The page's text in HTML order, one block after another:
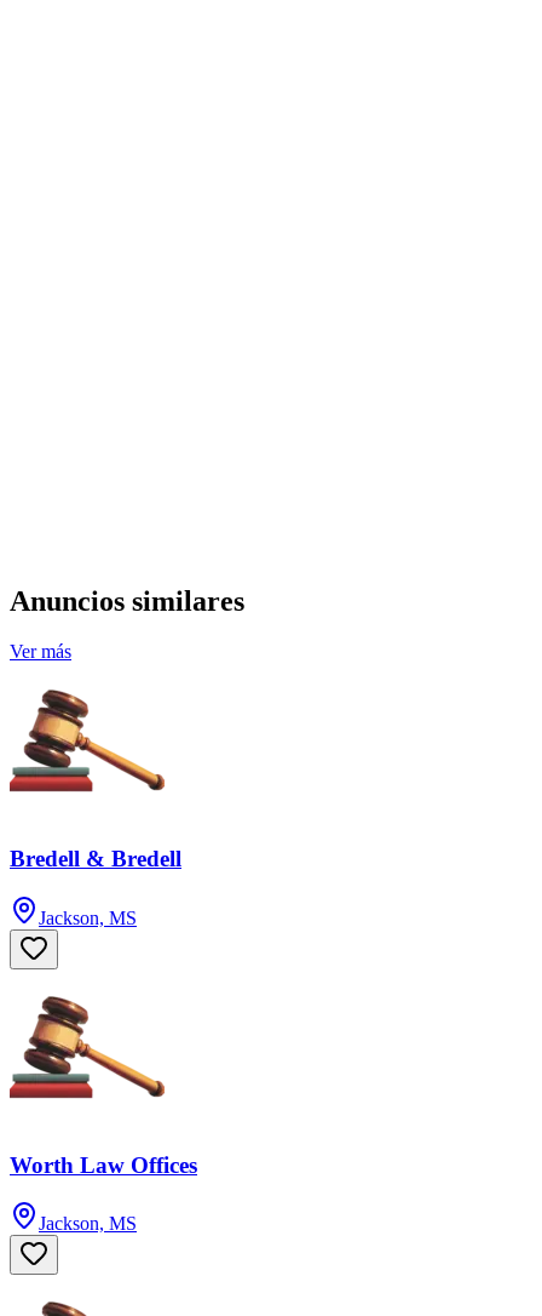
Anuncios similares
Ver más
Bredell & Bredell
Jackson, MS
Worth Law Offices
Jackson, MS